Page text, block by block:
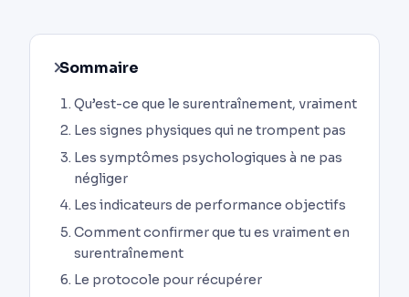
Sommaire
Qu’est-ce que le surentraînement, vraiment
Les signes physiques qui ne trompent pas
Les symptômes psychologiques à ne pas
négliger
Les indicateurs de performance objectifs
Comment confirmer que tu es vraiment en
surentraînement
Le protocole pour récupérer